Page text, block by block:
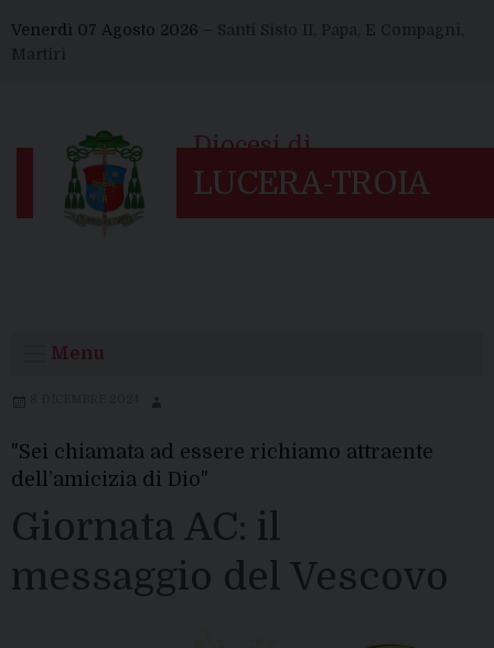
to
content
Venerdì 07 Agosto 2026 – Santi Sisto II, Papa, E Compagni,
Martiri
Menu
"Sei chiamata ad essere richiamo attraente
dell’amicizia di Dio"
Giornata AC: il
messaggio del Vescovo